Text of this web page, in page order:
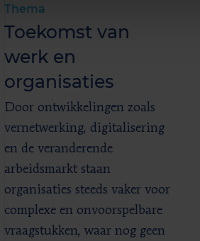
Thema
Toekomst van
werk en
organisaties
Door ontwikkelingen zoals
vernetwerking, digitalisering
en de veranderende
arbeidsmarkt staan
organisaties steeds vaker voor
complexe en onvoorspelbare
vraagstukken, waar nog geen